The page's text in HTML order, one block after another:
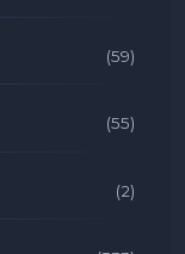
(59)
(55)
(2)